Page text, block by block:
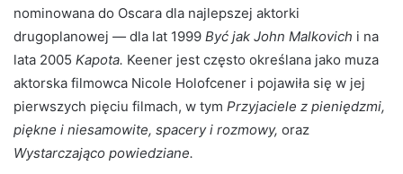
nominowana do Oscara dla najlepszej aktorki
drugoplanowej — dla lat 1999 Być jak John Malkovich i na
lata 2005 Kapota. Keener jest często określana jako muza
aktorska filmowca Nicole Holofcener i pojawiła się w jej
pierwszych pięciu filmach, w tym Przyjaciele z pieniędzmi,
piękne i niesamowite, spacery i rozmowy, oraz
Wystarczająco powiedziane.